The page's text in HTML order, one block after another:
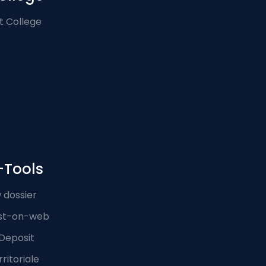
College
dossier
on-web